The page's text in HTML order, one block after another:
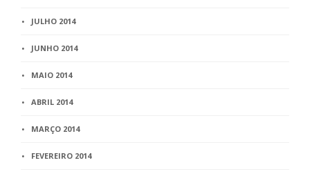
JULHO 2014
JUNHO 2014
MAIO 2014
ABRIL 2014
MARÇO 2014
FEVEREIRO 2014